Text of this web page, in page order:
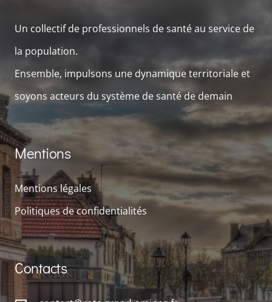
Un collectif de professionnels de santé au service de
la population.
Ensemble, impulsons une dynamique territoriale et
soyons acteurs du système de santé de demain
Mentions
Mentions légales
Politiques de confidentialités
Contacts